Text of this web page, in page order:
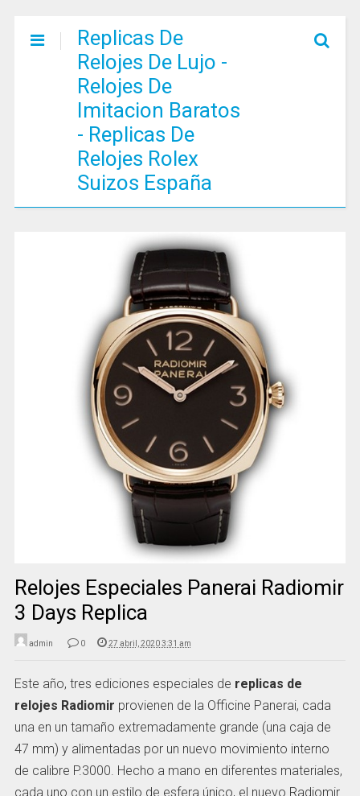
Replicas De
Relojes De Lujo -
Relojes De
Imitacion Baratos
- Replicas De
Relojes Rolex
Suizos España
Relojes Especiales Panerai Radiomir
3 Days Replica
admin 0 27 abril, 2020 3:31 am
Este año, tres ediciones especiales de replicas de
relojes Radiomir provienen de la Officine Panerai, cada
una en un tamaño extremadamente grande (una caja de
47 mm) y alimentadas por un nuevo movimiento interno
de calibre P.3000. Hecho a mano en diferentes materiales,
cada uno con un estilo de esfera único, el nuevo Radiomir